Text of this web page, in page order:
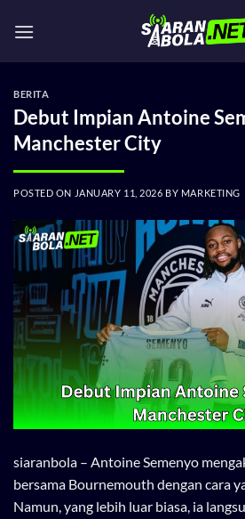
BERITA
Debut Impian Antoine
Manchester City
POSTED ON JANUARY 11, 2026 BY MARKETING
siaranbola – Antoine Semenyo
bersama Bournemouth dengan cara
Namun, yang lebih luar biasa, ia